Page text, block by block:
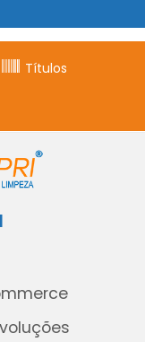
Títulos